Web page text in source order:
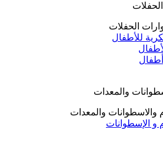
الحفلات
للأطفال
والمعدات
والاسطوانات والمعدات
و الإسطوانات